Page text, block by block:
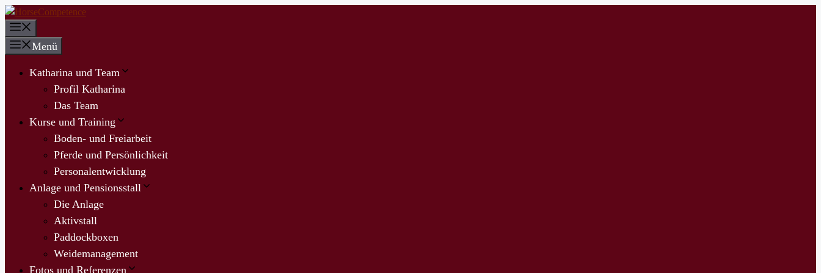
Zum
Inhalt
springenMenü
Katharina und Team
Profil Katharina
Das Team
Kurse und Training
Boden- und Freiarbeit
Pferde und Persönlichkeit
Personalentwicklung
Anlage und Pensionsstall
Die Anlage
Aktivstall
Paddockboxen
Weidemanagement
Fotos und Referenzen